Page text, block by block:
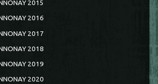
2015
2016
2017
2018
2019
2020